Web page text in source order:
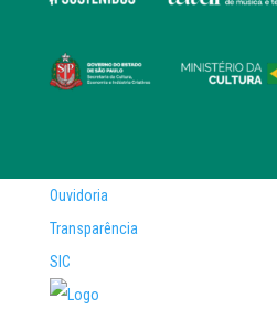
Ouvidoria
Transparência
SIC